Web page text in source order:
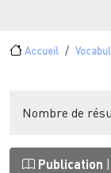
FilAccueil
Nombre de
Publication